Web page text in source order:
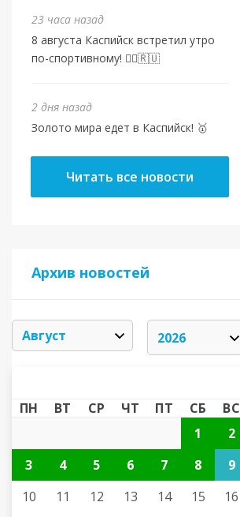
23 часа назад
8 августа Каспийск встретил утро
по-спортивному! 🏃‍♂️🇷🇺
2 дня назад
Золото мира едет в Каспийск! 🥇
Читать все новости
Архив новостей
ПН ВТ СР ЧТ ПТ СБ
ВС
1
2
3
4 5 6 7 8
9
10
11 12 13 14 15
16